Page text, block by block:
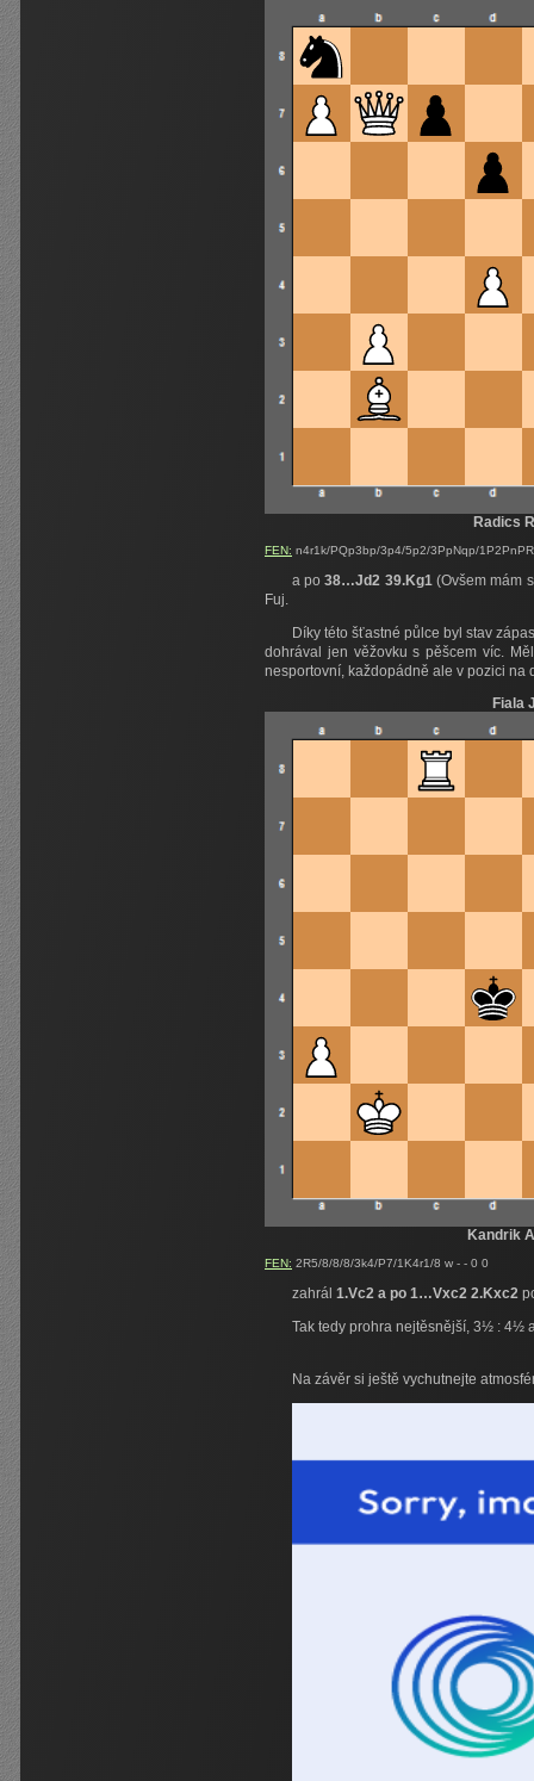
Radics
FEN: n4r1k/PQp3bp/3p4/5p2/3PpNqp/
a po38…Jd2 39.Kg1 (Ovšem mám
Fuj.
Díky této šťastné půlce byl stav
dohrával jen věžovku s pěšcem víc.
nesportovní, každopádně ale v pozici na
Fiala
Kandrik
FEN: 2R5/8/8/8/3k4/P7/1K4r1/8 w - - 0 0
zahrál 1.Vc2 a po 1…Vxc2 2.Kxc2
Tak tedy prohra nejtěsnější, 3½ : 4½
Na závěr si ještě vychutnejte